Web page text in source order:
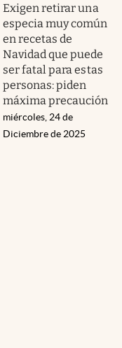
Exigen retirar una
especia muy común
en recetas de
Navidad que puede
ser fatal para estas
personas: piden
máxima precaución
miércoles, 24 de
Diciembre de 2025